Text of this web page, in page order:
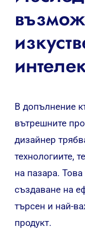
В допълнение
вътрешните
дизайнер
технологиите,
на пазара.
създаване на
търсен и най-
продукт.